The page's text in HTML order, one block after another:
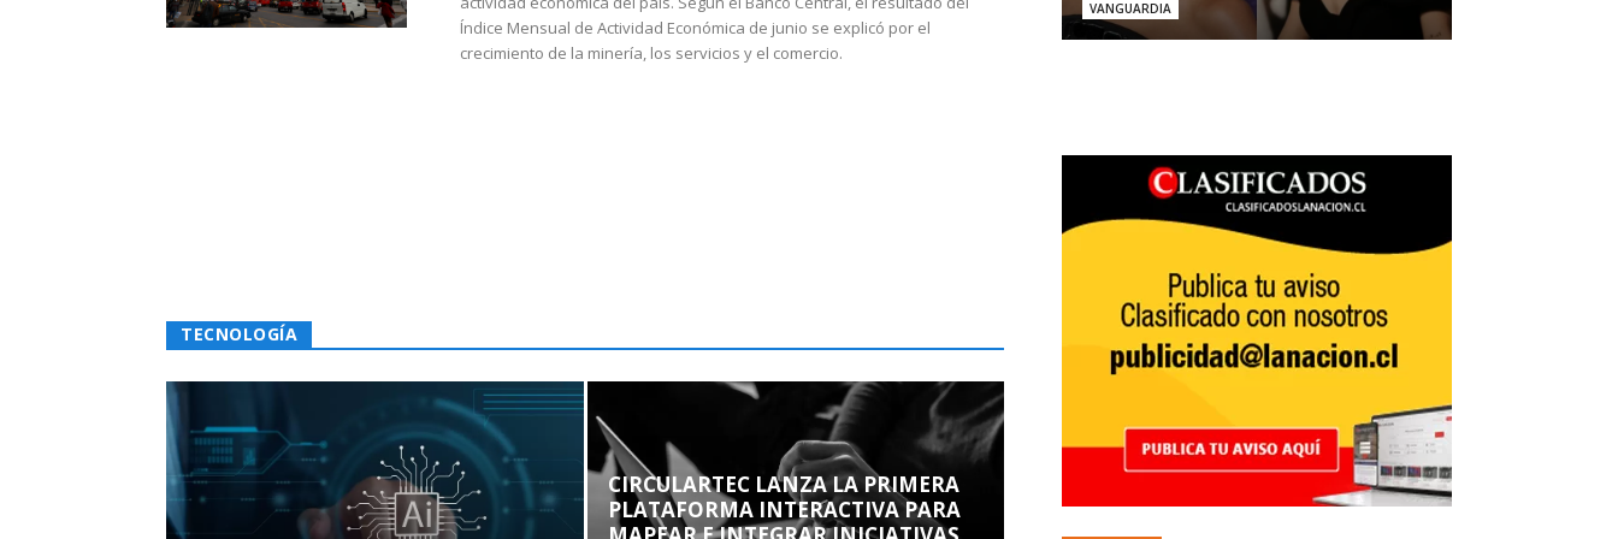
Índice Mensual de Actividad Económica de junio se explicó por el
crecimiento de la minería, los servicios y el comercio.
TECNOLOGÍA
CIRCULARTEC LANZA LA PRIMERA
PLATAFORMA INTERACTIVA PARA
VANGUARDIA